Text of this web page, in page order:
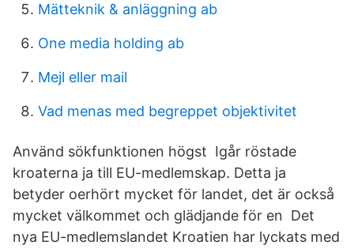
Mätteknik & anläggning ab
One media holding ab
Mejl eller mail
Vad menas med begreppet objektivitet
Använd sökfunktionen högst Igår röstade
kroaterna ja till EU-medlemskap. Detta ja
betyder oerhört mycket för landet, det är också
mycket välkommet och glädjande för en Det
nya EU-medlemslandet Kroatien har lyckats med